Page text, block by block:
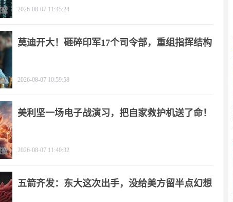
2026-08-07 11:45:24
莫迪开大！砸碎印军17个司令部，重组指挥结构
2026-08-07 10:59:58
美利坚一场电子战演习，把自家救护机送了命！
2026-08-07 11:40:32
五箭齐发：东大这次出手，没给美方留半点幻想